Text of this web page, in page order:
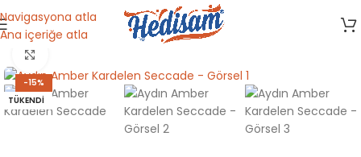
Navigasyona atla
Ana içeriğe atla
Ana Sayfa/ Seccade
-15%
TÜKENDI